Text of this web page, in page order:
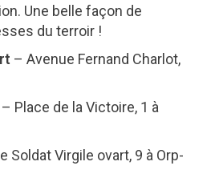
Une belle façon de
du terroir !
– Avenue Fernand Charlot,
– Place de la Victoire, 1 à
Soldat Virgile ovart, 9 à Orp-